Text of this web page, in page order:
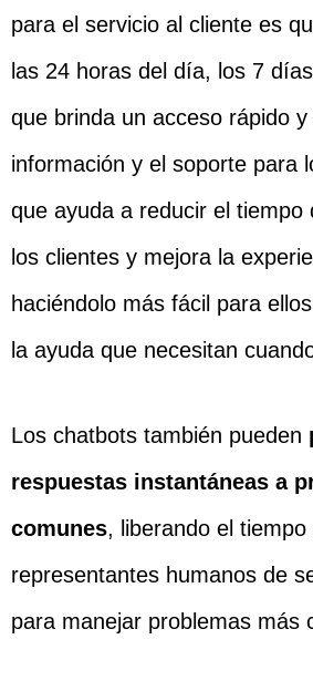
para el servicio al cliente es
las 24 horas del día, los 7
que brinda un acceso rápido
información y el soporte para
que ayuda a reducir el tiempo
los clientes y mejora la
haciéndolo más fácil para
la ayuda que necesitan
Los chatbots también pueden
respuestas instantáneas a
comunes, liberando el tiempo
representantes humanos de
para manejar problemas más